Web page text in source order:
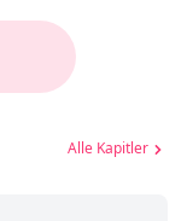
Alle Kapitler